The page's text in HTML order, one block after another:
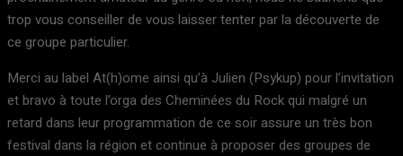
trop vous conseiller de vous laisser tenter par la découverte de
ce groupe particulier.
Merci au label At(h)ome ainsi qu’à Julien (Psykup) pour l’invitation
et bravo à toute l’orga des Cheminées du Rock qui malgré un
retard dans leur programmation de ce soir assure un très bon
festival dans la région et continue à proposer des groupes de